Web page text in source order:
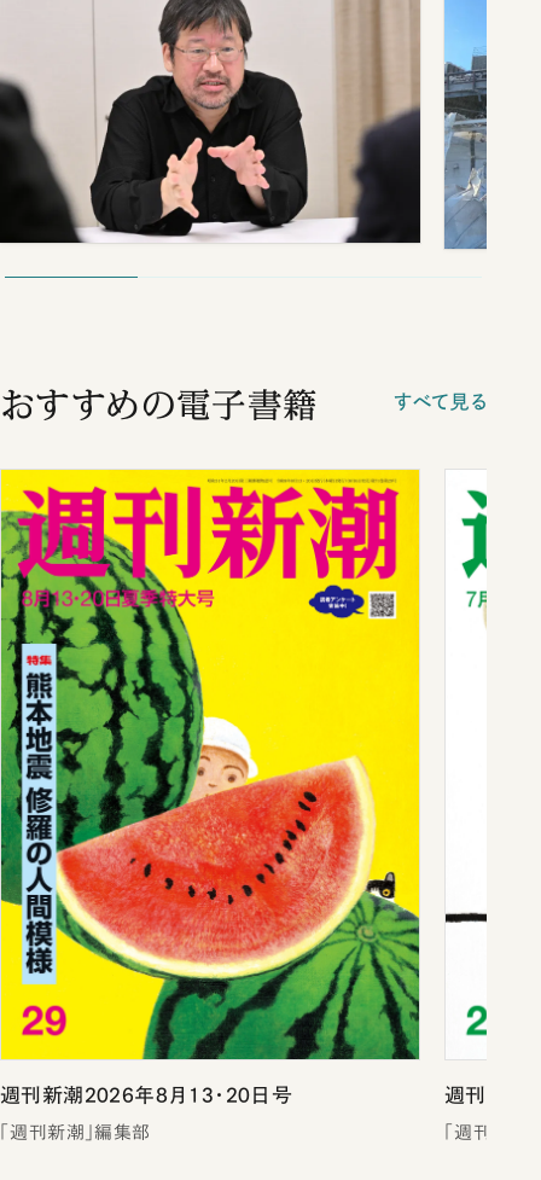
おすすめの電子書籍 すべて見る
週刊新潮2026年8月13・20日号
「週刊新潮」編集部
週刊新潮
「週刊新潮